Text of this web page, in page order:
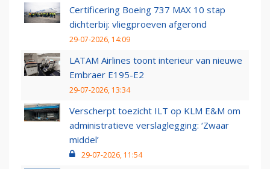
Certificering Boeing 737 MAX 10 stap
dichterbij: vliegproeven afgerond
29-07-2026, 14:09
LATAM Airlines toont interieur van nieuwe
Embraer E195-E2
29-07-2026, 13:34
Verscherpt toezicht ILT op KLM E&M om
administratieve verslaglegging: ‘Zwaar
middel’
29-07-2026, 11:54